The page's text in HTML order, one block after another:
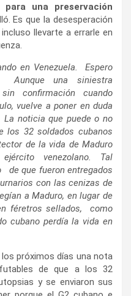
una preservación
Es que la desesperación
llevarte a errarle en
en Venezuela. Espero
Aunque una siniestra
confirmación cuando
vuelve a poner en duda
noticia que puede o no
los 32 soldados cubanos
de la vida de Maduro
venezolano. Tal
de que fueron entregados
con las cenizas de
a Maduro, en lugar de
féretros sellados, como
cubano perdía la vida en
próximos días una nota
de que a los 32
y se enviaron sus